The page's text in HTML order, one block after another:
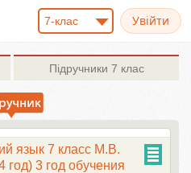
7-клас
Підручники 7 клас
язык 7 класс М.В.
год) 3 год обучения